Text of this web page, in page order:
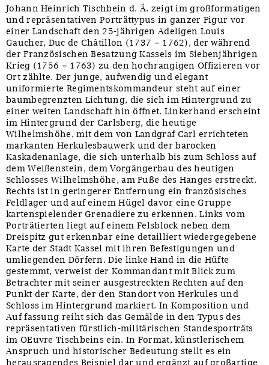
Johann Heinrich Tischbein d. Ä. zeigt im großformatigen
und repräsentativen Porträttypus in ganzer Figur vor
einer Landschaft den 25-jährigen Adeligen Louis
Gaucher, Duc de Châtillon (1737 – 1762), der während
der Französischen Besatzung Kassels im Siebenjährigen
Krieg (1756 – 1763) zu den hochrangigen Offizieren vor
Ort zählte. Der junge, aufwendig und elegant
uniformierte Regimentskommandeur steht auf einer
baumbegrenzten Lichtung, die sich im Hintergrund zu
einer weiten Landschaft hin öffnet. Linkerhand erscheint
im Hintergrund der Carlsberg, die heutige
Wilhelmshöhe, mit dem von Landgraf Carl errichteten
markanten Herkulesbauwerk und der barocken
Kaskadenanlage, die sich unterhalb bis zum Schloss auf
dem Weißenstein, dem Vorgängerbau des heutigen
Schlosses Wilhelmshöhe, am Fuße des Hanges erstreckt.
Rechts ist in geringerer Entfernung ein französisches
Feldlager und auf einem Hügel davor eine Gruppe
kartenspielender Grenadiere zu erkennen. Links vom
Porträtierten liegt auf einem Felsblock neben dem
Dreispitz gut erkennbar eine detailliert wiedergegebene
Karte der Stadt Kassel mit ihren Befestigungen und
umliegenden Dörfern. Die linke Hand in die Hüfte
gestemmt, verweist der Kommandant mit Blick zum
Betrachter mit seiner ausgestreckten Rechten auf den
Punkt der Karte, der den Standort von Herkules und
Schloss im Hintergrund markiert. In Komposition und
Auf fassung reiht sich das Gemälde in den Typus des
repräsentativen fürstlich-militärischen Standesporträts
im OEuvre Tischbeins ein. In Format, künstlerischem
Anspruch und historischer Bedeutung stellt es ein